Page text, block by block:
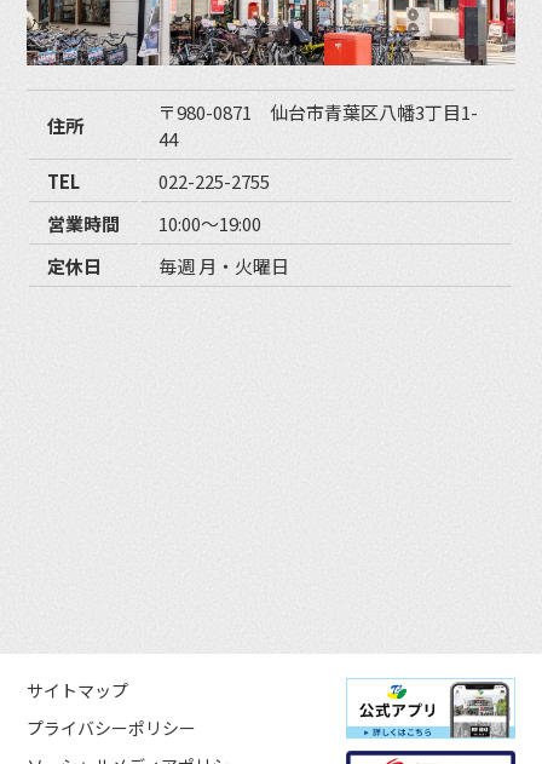
住所
〒980-0871 仙台市青葉区八幡3丁目1-
44
TEL
022-225-2755
営業時間
10:00〜19:00
定休日
毎週 月・火曜日
サイトマップ
プライバシーポリシー